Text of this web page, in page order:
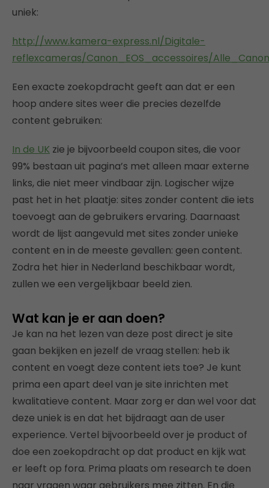
uniek:
http://www.kamera-express.nl/Digitale-
reflexcameras/Canon_EOS_accessoires/
Een exacte zoekopdracht geeft aan dat er een
hoop andere sites weer die precies dezelfde
content gebruiken:
In de UK zie je bijvoorbeeld coupon sites, die voor
99% bestaan uit pagina’s met alleen maar externe
links, die niet meer vindbaar zijn. Logischer wijze
past het in het plaatje: sites zonder content die iets
toevoegt aan de gebruikers ervaring. Daarnaast
wordt de lijst aangevuld met sites zonder unieke
content en in de meeste gevallen: geen content.
Zodra het hier in Nederland beschikbaar wordt,
zullen we een vergelijkbaar beeld zien.
Wat kan je er aan doen?
Je kan na het lezen van deze post direct je site
gaan bekijken en jezelf de vraag stellen: heb ik
content en voegt deze content iets toe? Je kunt
prima een apart deel van je site inrichten met
kwalitatieve content. Maar zorg er dan wel voor dat
deze uniek is en dat het bijdraagt aan de user
experience. Vertel bijvoorbeeld over je product of
doe een zoekopdracht op dat product en kijk wat
er leeft op fora. Prima plaats om research te doen
naar vragen waar gebruikers mee zitten. En die